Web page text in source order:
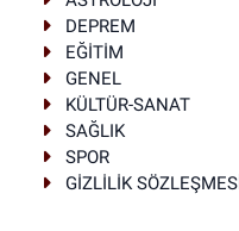
DEPREM
EĞİTİM
GENEL
KÜLTÜR-SANAT
SAĞLIK
SPOR
GİZLİLİK